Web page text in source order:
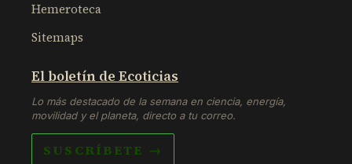
Hemeroteca
Sitemaps
El boletín de Ecoticias
Lo más destacado de la semana en ciencia, energía,
movilidad y el planeta, directo a tu correo.
SUSCRÍBETE →